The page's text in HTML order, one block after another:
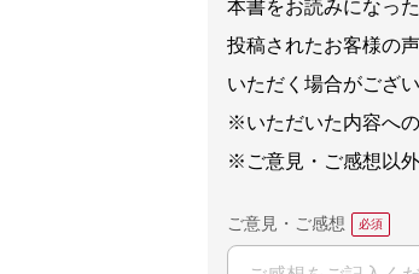
本書をお読みになっ
投稿されたお客様の
いただく場合がござい
※いただいた内容へ
※ご意見・ご感想以外
ご意見・ご感想